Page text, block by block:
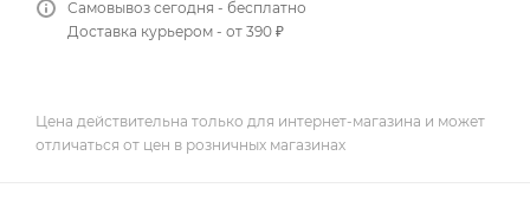
Самовывоз сегодня - бесплатно
Доставка курьером - от 390 ₽
Цена действительна только для интернет-магазина и может
отличаться от цен в розничных магазинах